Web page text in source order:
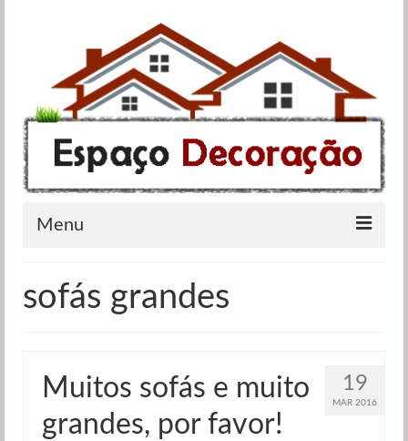
Menu
Casas de banho
Quartos
Salas
sofás grandes
19
MAR 2016
Muitos sofás e muito
grandes, por favor!